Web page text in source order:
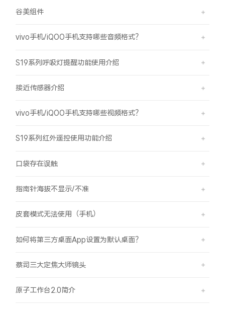
谷美组件
vivo手机/iQOO手机支持哪些音频格式？
S19系列呼吸灯提醒功能使用介绍
接近传感器介绍
vivo手机/iQOO手机支持哪些视频格式？
S19系列红外遥控使用功能介绍
口袋存在误触
指南针海拔不显示/不准
皮套模式无法使用（手机）
如何将第三方桌面App设置为默认桌面？
蔡司三大定焦大师镜头
原子工作台2.0简介